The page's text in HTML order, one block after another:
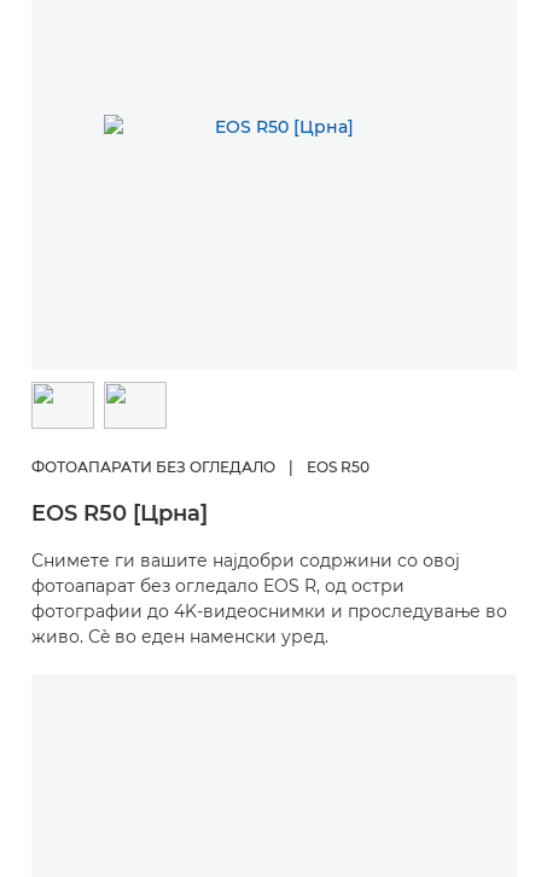
ФОТОАПАРАТИ БЕЗ ОГЛЕДАЛО | EOS R50
EOS R50 [Црна]
Снимете ги вашите најдобри содржини со овој
фотоапарат без огледало EOS R, од остри
фотографии до 4K-видеоснимки и проследување во
живо. Сè во еден наменски уред.